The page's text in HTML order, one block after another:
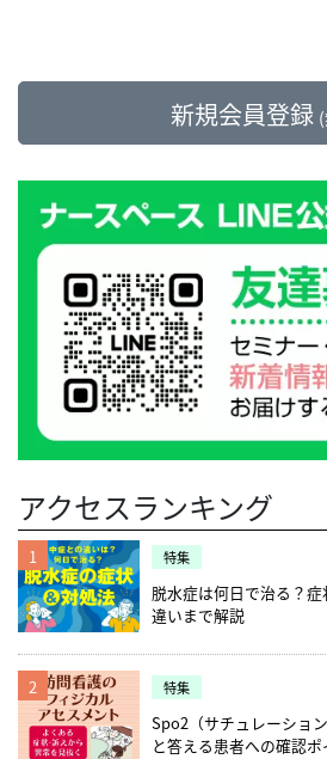
新規会員登録
アクセスランキング
1 特集
脱水症は何日で治る？
違いまで解説
2 特集
Spo2（サチュレーショ
と答える患者への確認ポ